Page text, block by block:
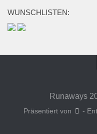
WUNSCHLISTEN:
Runaways
Präsentiert von -